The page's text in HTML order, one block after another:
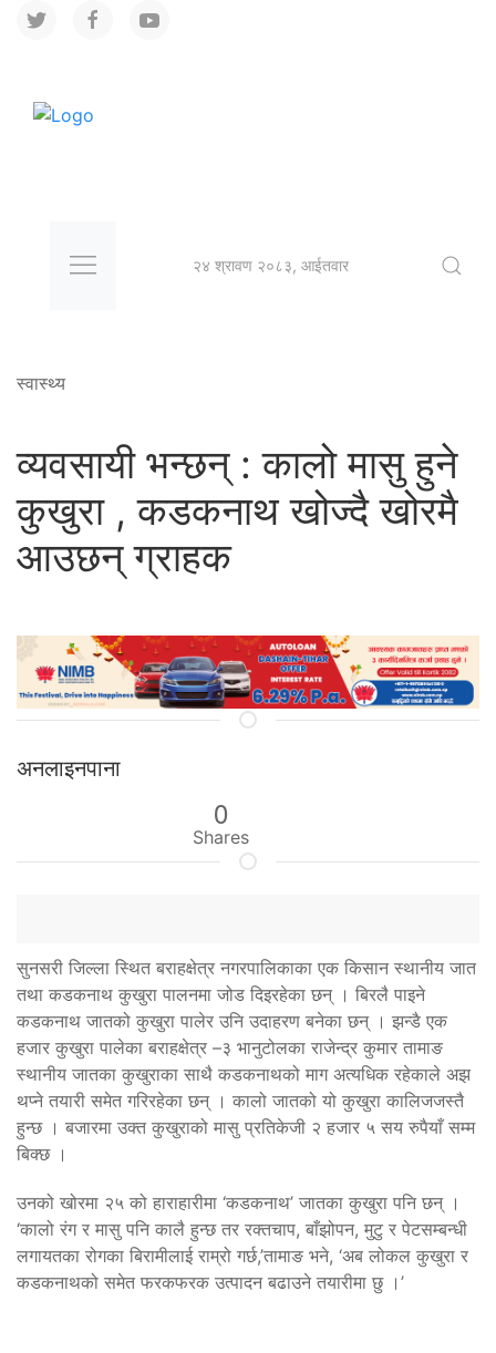
२४ श्रावण २०८३, आईतवार
स्वास्थ्य
व्यवसायी भन्छन् : कालो मासु हुने
कुखुरा , कडकनाथ खोज्दै खोरमै
आउछन् ग्राहक
अनलाइनपाना
0
Shares
सुनसरी जिल्ला स्थित बराहक्षेत्र नगरपालिकाका एक किसान स्थानीय जात
तथा कडकनाथ कुखुरा पालनमा जोड दिइरहेका छन् । बिरलै पाइने
कडकनाथ जातको कुखुरा पालेर उनि उदाहरण बनेका छन् । झन्डै एक
हजार कुखुरा पालेका बराहक्षेत्र –३ भानुटोलका राजेन्द्र कुमार तामाङ
स्थानीय जातका कुखुराका साथै कडकनाथको माग अत्यधिक रहेकाले अझ
थप्ने तयारी समेत गरिरहेका छन् । कालो जातको यो कुखुरा कालिजजस्तै
हुन्छ । बजारमा उक्त कुखुराको मासु प्रतिकेजी २ हजार ५ सय रुपैयाँ सम्म
बिक्छ ।
उनको खोरमा २५ को हाराहारीमा ‘कडकनाथ’ जातका कुखुरा पनि छन् ।
‘कालो रंग र मासु पनि कालै हुन्छ तर रक्तचाप, बाँझोपन, मुटु र पेटसम्बन्धी
लगायतका रोगका बिरामीलाई राम्रो गर्छ,’तामाङ भने, ‘अब लोकल कुखुरा र
कडकनाथको समेत फरकफरक उत्पादन बढाउने तयारीमा छु ।’